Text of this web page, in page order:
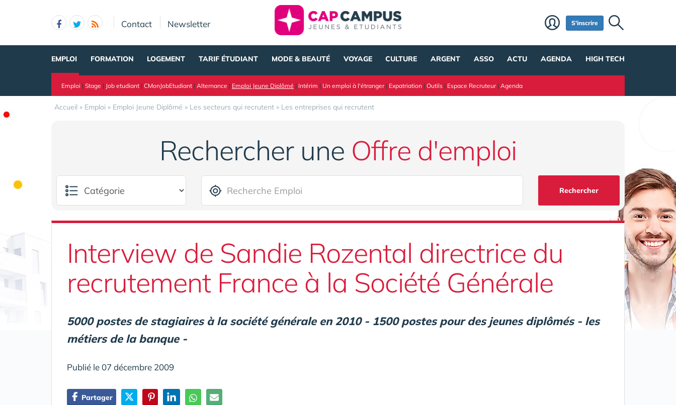
Contact Newsletter S'inscrire
EMPLOI FORMATION LOGEMENT TARIF ÉTUDIANT MODE & BEAUTÉ VOYAGE CULTURE ARGENT ASSO ACTU AGENDA HIGH TECH
Emploi | Stage | Job etudiant | CMonJobEtudiant | Alternance | Emploi Jeune Diplômé | Intérim | Un emploi à l'étranger| Expatriation | Outils | Espace Recruteur| Agenda
Accueil » Emploi » Emploi Jeune Diplômé » Les secteurs qui recrutent » Les entreprises qui recrutent
Rechercher une Offre d'emploi
Rechercher
Interview de Sandie Rozental directrice du
recrutement France à la Société Générale
5000 postes de stagiaires à la société générale en 2010 - 1500 postes pour des jeunes diplômés - les
métiers de la banque -
Publié le 07 décembre 2009
Partager